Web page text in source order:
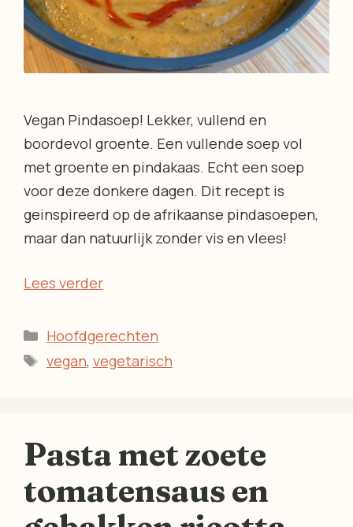
Vegan Pindasoep! Lekker, vullend en
boordevol groente. Een vullende soep vol
met groente en pindakaas. Echt een soep
voor deze donkere dagen. Dit recept is
geinspireerd op de afrikaanse pindasoepen,
maar dan natuurlijk zonder vis en vlees!
Lees verder
Categorieën
Hoofdgerechten
Tags
vegan, vegetarisch
Pasta met zoete
tomatensaus en